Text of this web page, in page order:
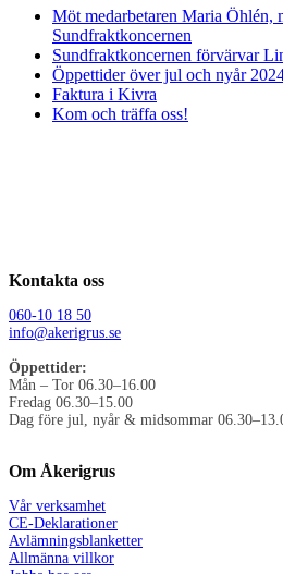
Möt medarbetaren Maria Öhlén,
Sundfraktkoncernen
Sundfraktkoncernen förvärvar
Öppettider över jul och nyår
Faktura i Kivra
Kom och träffa oss!
Kontakta oss
060-10 18 50
info@akerigrus.se
Öppettider:
Mån – Tor 06.30–16.00
Fredag 06.30–15.00
Dag före jul, nyår & midsommar
Om Åkerigrus
Vår verksamhet
CE-Deklarationer
Avlämningsblanketter
Allmänna villkor